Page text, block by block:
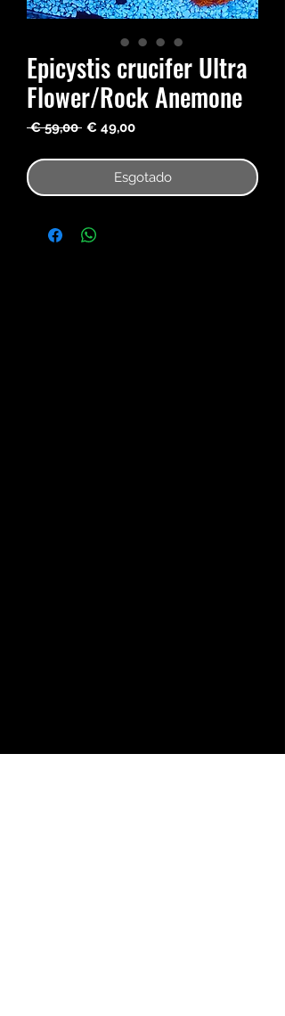
Epicystis crucifer Ultra
Flower/Rock Anemone
€ 59,00 Preço
€ 49,00Preço
Esgotado